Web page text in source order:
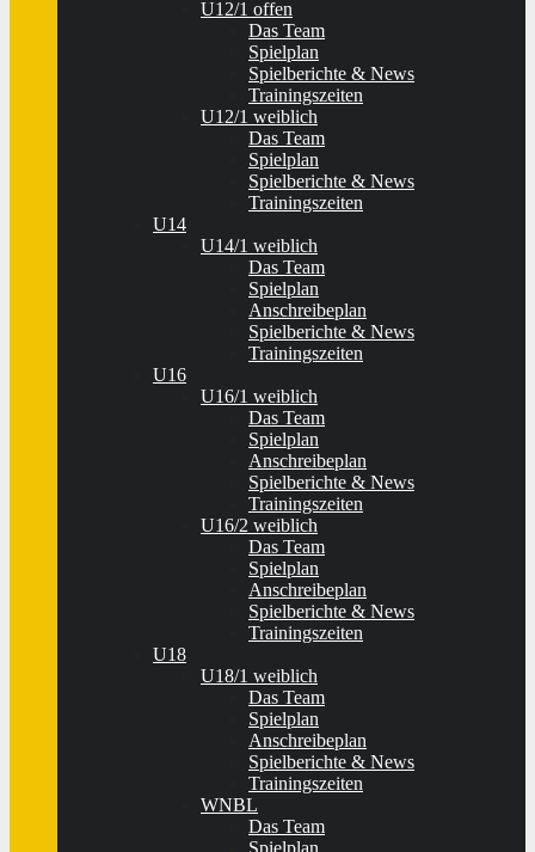
U12/1 offen
Das Team
Spielplan
Spielberichte & News
Trainingszeiten
U12/1 weiblich
Das Team
Spielplan
Spielberichte & News
Trainingszeiten
U14
U14/1 weiblich
Das Team
Spielplan
Anschreibeplan
Spielberichte & News
Trainingszeiten
U16
U16/1 weiblich
Das Team
Spielplan
Anschreibeplan
Spielberichte & News
Trainingszeiten
U16/2 weiblich
Das Team
Spielplan
Anschreibeplan
Spielberichte & News
Trainingszeiten
U18
U18/1 weiblich
Das Team
Spielplan
Anschreibeplan
Spielberichte & News
Trainingszeiten
WNBL
Das Team
Spielplan